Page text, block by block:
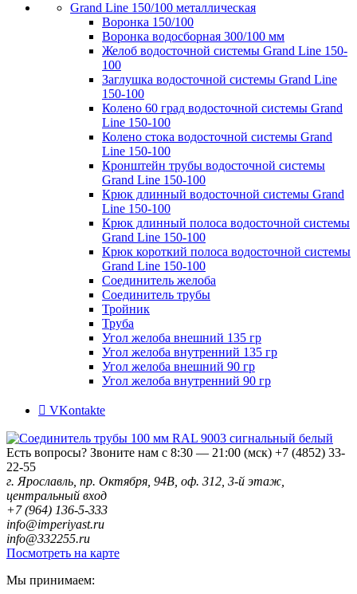
Grand Line 150/100 металлическая
Воронка 150/100
Воронка водосборная 300/100 мм
Желоб водосточной системы Grand Line 150-
100
Заглушка водосточной системы Grand Line
150-100
Колено 60 град водосточной системы Grand
Line 150-100
Колено стока водосточной системы Grand
Line 150-100
Кронштейн трубы водосточной системы
Grand Line 150-100
Крюк длинный водосточной системы Grand
Line 150-100
Крюк длинный полоса водосточной системы
Grand Line 150-100
Крюк короткий полоса водосточной системы
Grand Line 150-100
Соединитель желоба
Соединитель трубы
Тройник
Труба
Угол желоба внешний 135 гр
Угол желоба внутренний 135 гр
Угол желоба внешний 90 гр
Угол желоба внутренний 90 гр
VKontakte
Есть вопросы? Звоните нам с 8:30 — 21:00 (мск) +7 (4852) 33-
22-55
г. Ярославль, пр. Октября, 94В, оф. 312, 3-й этаж,
центральный вход
+7 (964) 136-5-333
info@imperiyast.ru
info@332255.ru
Посмотреть на карте
Мы принимаем: